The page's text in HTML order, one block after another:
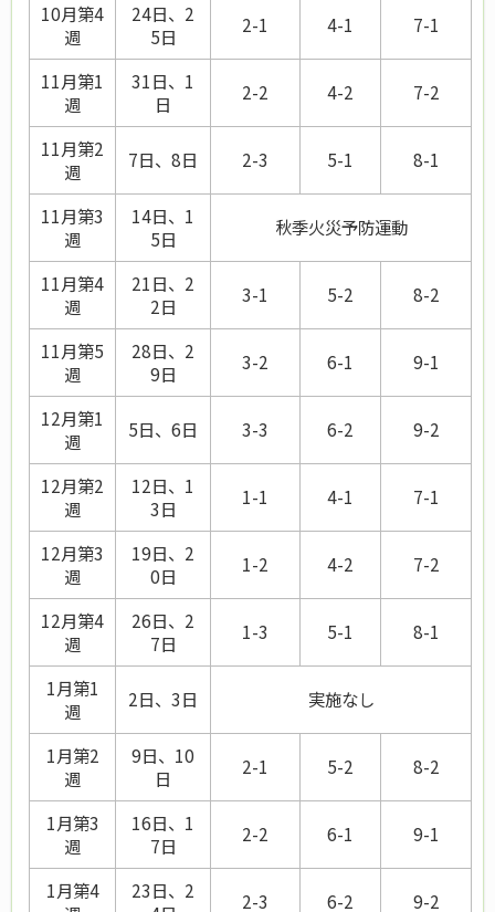
10月第4
週
24日、2
5日
2-1 4-1 7-1
11月第1
週
31日、1
日
2-2 4-2 7-2
11月第2
週
7日、8日 2-3 5-1 8-1
11月第3
週
14日、1
5日
秋季火災予防運動
11月第4
週
21日、2
2日
3-1 5-2 8-2
11月第5
週
28日、2
9日
3-2 6-1 9-1
12月第1
週
5日、6日 3-3 6-2 9-2
12月第2
週
12日、1
3日
1-1 4-1 7-1
12月第3
週
19日、2
0日
1-2 4-2 7-2
12月第4
週
26日、2
7日
1-3 5-1 8-1
1月第1
週
2日、3日 実施なし
1月第2
週
9日、10
日
2-1 5-2 8-2
1月第3
週
16日、1
7日
2-2 6-1 9-1
1月第4
23日、2
2-3 6-2 9-2